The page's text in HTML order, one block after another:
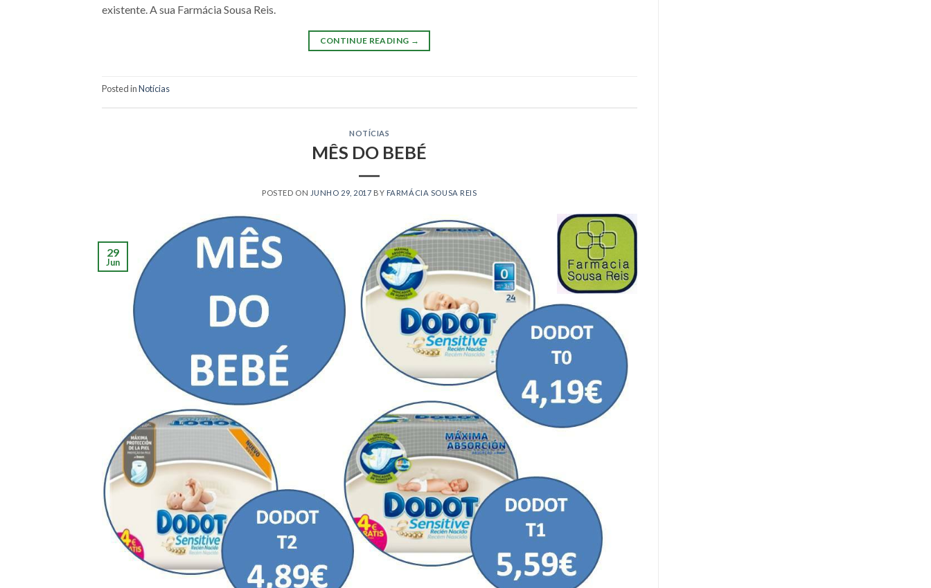
existente. A sua Farmácia Sousa Reis.
CONTINUE READING →
Posted inNotícias
NOTÍCIAS
MÊS DO BEBÉ
POSTED ON JUNHO 29, 2017 BY FARMÁCIA SOUSA REIS
29
Jun